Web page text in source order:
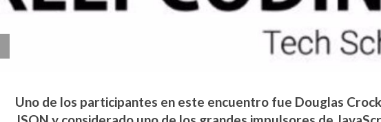
Uno de los participantes en este encuentro fue Douglas